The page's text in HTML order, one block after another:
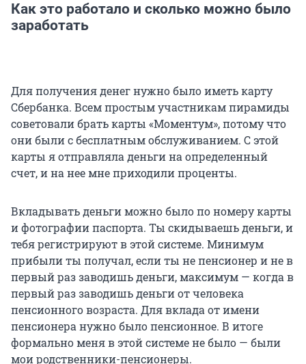
Как это работало и сколько можно было
заработать
Для получения денег нужно было иметь карту
Сбербанка. Всем простым участникам пирамиды
советовали брать карты «Моментум», потому что
они были с бесплатным обслуживанием. С этой
карты я отправляла деньги на определенный
счет, и на нее мне приходили проценты.
Вкладывать деньги можно было по номеру карты
и фотографии паспорта. Ты скидываешь деньги, и
тебя регистрируют в этой системе. Минимум
прибыли ты получал, если ты не пенсионер и не в
первый раз заводишь деньги, максимум — когда в
первый раз заводишь деньги от человека
пенсионного возраста. Для вклада от имени
пенсионера нужно было пенсионное. В итоге
формально меня в этой системе не было — были
мои родственники-пенсионеры.